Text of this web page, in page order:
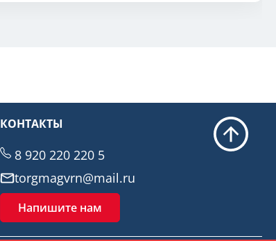
КОНТАКТЫ
8 920 220 220 5
torgmagvrn@mail.ru
Напишите нам